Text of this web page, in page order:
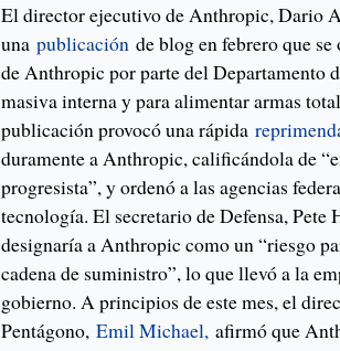
El director ejecutivo de Anthropic, Dario
unapublicación de blog en febrero que
de Anthropic por parte del Departamento
masiva interna y para alimentar armas
publicación provocó una rápida
duramente a Anthropic, calificándola de
progresista”, y ordenó a las agencias
tecnología. El secretario de Defensa, Pete
designaría a Anthropic como un “riesgo
cadena de suministro”, lo que llevó a la
gobierno. A principios de este mes, el
Pentágono,Emil Michael, afirmó que